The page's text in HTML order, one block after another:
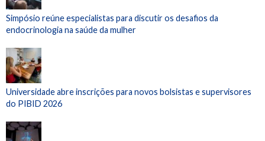
Simpósio reúne especialistas para discutir os desafios da
endocrinologia na saúde da mulher
Universidade abre inscrições para novos bolsistas e supervisores
do PIBID 2026